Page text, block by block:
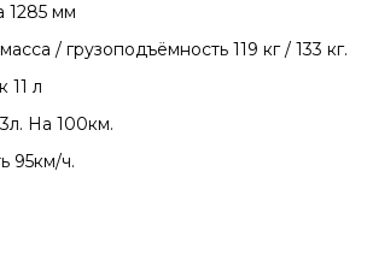
1285 мм
/ грузоподъёмность 119 кг / 133 кг.
11 л
На 100км.
95км/ч.